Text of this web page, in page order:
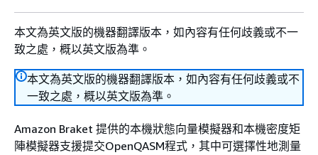
本文為英文版的機器翻譯版本，如內容有任何歧義或不一
致之處，概以英文版為準。
本文為英文版的機器翻譯版本，如內容有任何歧義或不
一致之處，概以英文版為準。
Amazon Braket 提供的本機狀態向量模擬器和本機密度矩
陣模擬器支援提交OpenQASM程式，其中可選擇性地測量